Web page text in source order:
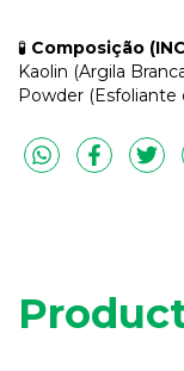
🧪 Composição
Kaolin (Argila
Powder (Esfoliante